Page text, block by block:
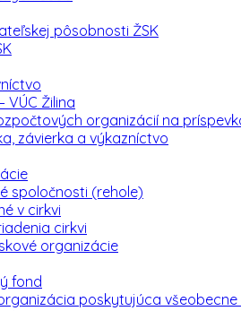
pôsobnosti ŽSK
VÚC Žilina
organizácií na
závierka a výkazníctvo
spoločnosti (rehole)
v cirkvi
cirkvi
organizácie
fond
poskytujúca